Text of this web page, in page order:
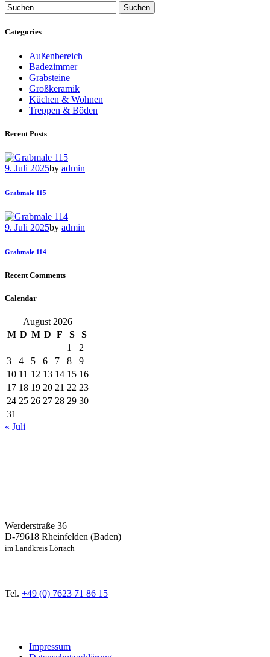
Suchen
nach:
Categories
Außenbereich
Badezimmer
Grabsteine
Großkeramik
Küchen & Wohnen
Treppen & Böden
Recent Posts
9. Juli 2025by admin
Grabmale 115
9. Juli 2025by admin
Grabmale 114
Recent Comments
Calendar
August 2026
M D M D F S
S
1
2
3
4 5 6 7 8
9
10 11 12 13 14 15 16
17 18 19 20 21 22 23
24 25 26 27 28 29 30
31
« Juli
Werderstraße 36
D-79618 Rheinfelden (Baden)
im Landkreis Lörrach
Tel. +49 (0) 7623 71 86 15
Impressum